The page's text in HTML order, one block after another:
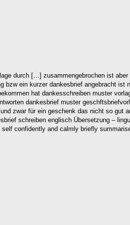
durch […] zusammengebrochen ist
bzw ein kurzer dankesbrief angebracht ist
hat dankesschreiben muster
dankesbrief muster
zwar für ein geschenk das nicht so gut
schreiben englisch Übersetzung –
confidently and calmly briefly